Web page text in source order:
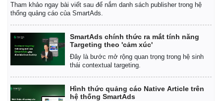
Tham khảo ngay bài viết sau để nắm danh sách publisher trong hệ
thống quảng cáo của SmartAds.
SmartAds chính thức ra mắt tính năng
Targeting theo 'cảm xúc'
Đây là bước mở rộng quan trọng trong hệ sinh
thái contextual targeting.
Hình thức quảng cáo Native Article trên
hệ thống SmartAds